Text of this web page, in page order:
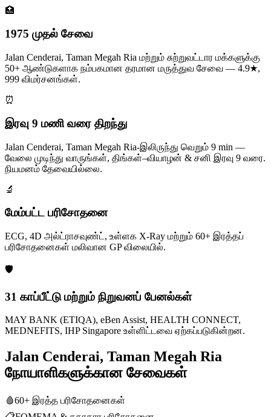
🏥
1975 முதல் சேவை
Jalan Cenderai, Taman Megah Ria மற்றும் சுற்றுவட்டார மக்களுக்கு
50+ ஆண்டுகளாக நம்பகமான தரமான மருத்துவ சேவை — 4.9★,
999 விமர்சனங்கள்.
⏰
இரவு 9 மணி வரை திறந்து
Jalan Cenderai, Taman Megah Ria-இலிருந்து வெறும் 9 min —
வேலை முடிந்து வாருங்கள், திங்கள்–வியாழன் & சனி இரவு 9 வரை.
நியமனம் தேவையில்லை.
🔬
மேம்பட்ட பரிசோதனை
ECG, 4D அல்ட்ராசவுண்ட், உள்ளக X-Ray மற்றும் 60+ இரத்தப்
பரிசோதனைகள் மலிவான GP விலையில்.
🛡️
31 காப்பீட்டு மற்றும் நிறுவனப் பேனல்கள்
MAY BANK (ETIQA), eBen Assist, HEALTH CONNECT,
MEDNEFITS, IHP Singapore உள்ளிட்டவை ஏற்கப்படுகின்றன.
Jalan Cenderai, Taman Megah Ria
நோயாளிகளுக்கான சேவைகள்
🩸60+ இரத்த பரிசோதனைகள்